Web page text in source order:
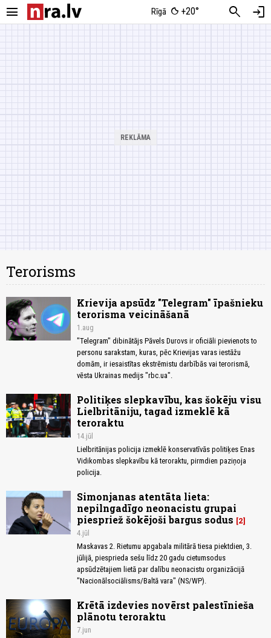
menu Rīgā +20° search login
Terorisms
Krievija apsūdz "Telegram" īpašnieku
terorisma veicināšanā
1.aug
"Telegram" dibinātājs Pāvels Durovs ir oficiāli pievienots to
personu sarakstam, kuras, pēc Krievijas varas iestāžu
domām, ir iesaistītas ekstrēmistu darbībās vai terorismā,
vēsta Ukrainas medijs "rbc.ua".
Politiķes slepkavību, kas šokēju visu
Lielbritāniju, tagad izmeklē kā
teroraktu
14.jūl
Lielbritānijas policija izmeklē konservatīvās politiķes Enas
Vidikombas slepkavību kā teroraktu, pirmdien paziņoja
policija.
Simonjanas atentāta lieta:
nepilngadīgo neonacistu grupai
piespriež šokējoši bargus sodus
2
4.jūl
Maskavas 2. Rietumu apgabala militārā tiesa piektdien, 3.
jūlijā, piesprieda sešu līdz 20 gadu cietumsodus
apsūdzētajiem lietā par dalību neonacistu organizācijā
"Nacionālsociālisms/Baltā vara" (NS/WP).
Krētā izdevies novērst palestīnieša
plānotu teroraktu
7.jun